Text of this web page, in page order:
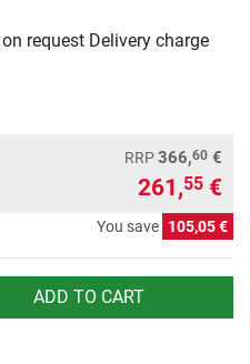
request Delivery charge
RRP366,60 €
261,55 €
You save 105,05 €
ADD TO CART